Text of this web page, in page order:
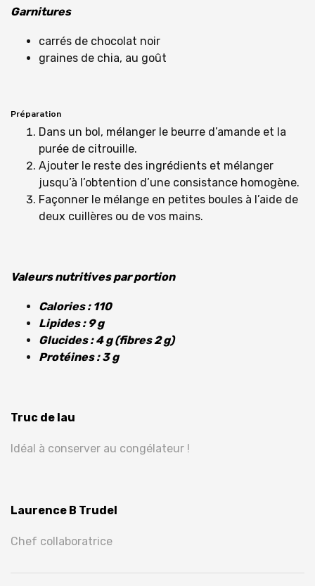
Garnitures
carrés de chocolat noir
graines de chia, au goût
Préparation
Dans un bol, mélanger le beurre d’amande et la
purée de citrouille.
Ajouter le reste des ingrédients et mélanger
jusqu’à l’obtention d’une consistance homogène.
Façonner le mélange en petites boules à l’aide de
deux cuillères ou de vos mains.
Valeurs nutritives par portion
Calories : 110
Lipides : 9 g
Glucides : 4 g (fibres 2 g)
Protéines : 3 g
Truc de lau
Idéal à conserver au congélateur !
Laurence B Trudel
Chef collaboratrice